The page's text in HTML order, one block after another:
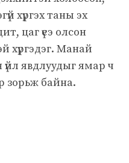
хүргэх таны эх
цаг үеэ олсон
хүргэдэг. Манай
явдлуудыг ямар ч
зорьж байна.